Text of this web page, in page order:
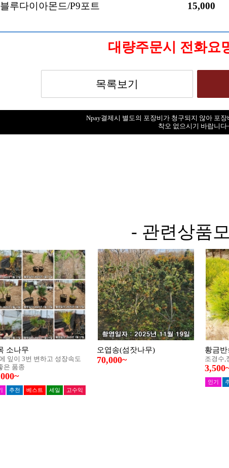
블루다이아몬드/P9포트 15,000
대량주문시 전화요
Npay결제시 별도의 포장비가 청구되지 않아 포
착오 없으시기 바랍니다
- 관련상품